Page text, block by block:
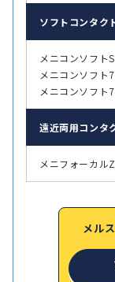
ソフト コンタク
メニコンソフトS
メニコンソフト
メニコンソフト
遠近両用コンタ
メニフォーカルZ
メル